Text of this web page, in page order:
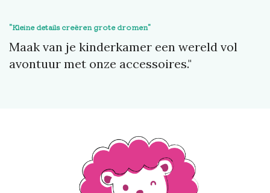
"Kleine details creëren grote dromen"
Maak van je kinderkamer een wereld vol
avontuur met onze accessoires."